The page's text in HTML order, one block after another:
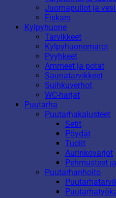
Juomapullot ja
Fiskars
Kylpyhuone
Tarvikkeet
Kylpyhuonematot
Pyyhkeet
Ammeet ja potat
Saunatarvikkeet
Suihkuverhot
WC-harjat
Puutarha
Puutarhakalusteet
Setit
Pöydät
Tuolit
Aurinkovarjot
Pehmusteet
Puutarhanhoito